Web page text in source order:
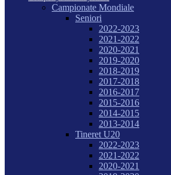
Campionate Mondiale
Seniori
2022-2023
2021-2022
2020-2021
2019-2020
2018-2019
2017-2018
2016-2017
2015-2016
2014-2015
2013-2014
Tineret U20
2022-2023
2021-2022
2020-2021